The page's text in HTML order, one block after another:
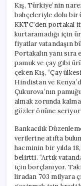
Kış, Türkiye’nin
bahçeleriyle dolu bir
KKTC’den portakal
kurtaramadığı için
fiyatlar vatandaşın
Portakalın yanı
pamuk ve çay gibi
çeken Kış, “Çay
Hindistan ve
Çukurova’nın
almak zorunda
gözler önüne
Bankacılık
verilerine atıfta
hacminin bir yılda
belirtti. “Artık
için borçlanıyor.
liradan 703 milyara